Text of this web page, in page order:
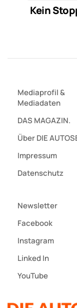
Kein
Mediaprofil&
Mediadaten
DAS MAGAZIN.
Über DIE
Impressum
Datenschutz
Newsletter
Facebook
Instagram
Linked In
YouTube